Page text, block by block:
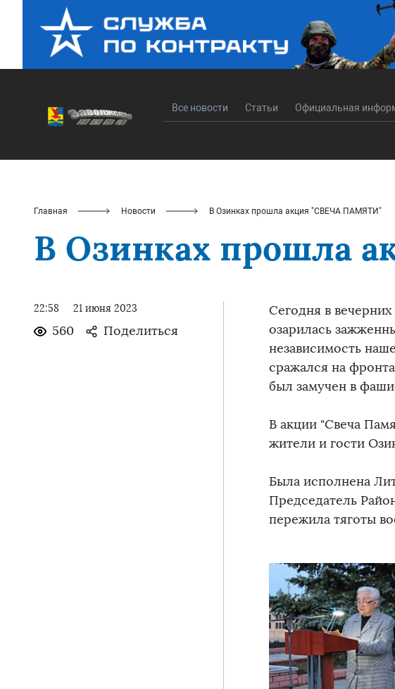
Все новости Статьи Официальная
Главная Новости В Озинках прошла акция "СВЕЧА ПАМЯТИ"
В Озинках прошла
22:58 21 июня 2023
560 Поделиться
Сегодня в
озарилась
независимость
сражался на
был замучен в
В акции "Свеча
жители и гости
Была исполнена
Председатель
пережила тяготы